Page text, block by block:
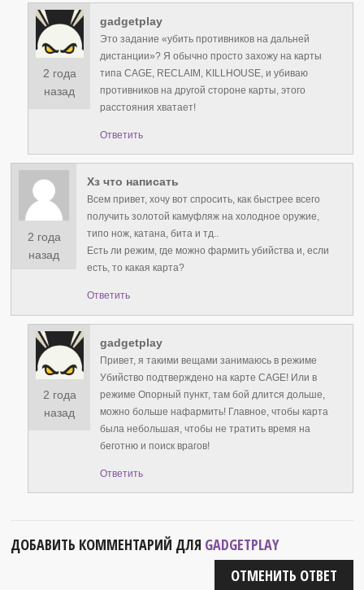
2 года
назад
gadgetplay
Это задание «убить противников на дальней
дистанции»? Я обычно просто захожу на карты
типа CAGE, RECLAIM, KILLHOUSE, и убиваю
противников на другой стороне карты, этого
расстояния хватает!
Ответить
2 года
назад
Хз что написать
Всем привет, хочу вот спросить, как быстрее всего
получить золотой камуфляж на холодное оружие,
типо нож, катана, бита и тд..
Есть ли режим, где можно фармить убийства и, если
есть, то какая карта?
Ответить
2 года
назад
gadgetplay
Привет, я такими вещами занимаюсь в режиме
Убийство подтверждено на карте CAGE! Или в
режиме Опорный пункт, там бой длится дольше,
можно больше нафармить! Главное, чтобы карта
была небольшая, чтобы не тратить время на
беготню и поиск врагов!
Ответить
ДОБАВИТЬ КОММЕНТАРИЙ ДЛЯ GADGETPLAY
ОТМЕНИТЬ ОТВЕТ